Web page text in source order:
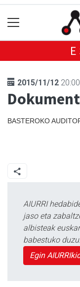
2015/11/12 20:00
BASTEROKO
AIURRI
jaso eta
albisteak
babestuko duzu.
Egin